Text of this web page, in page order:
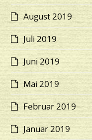
August 2019
Juli 2019
Juni 2019
Mai 2019
Februar 2019
Januar 2019